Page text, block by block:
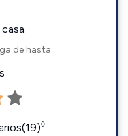
de hasta
◊